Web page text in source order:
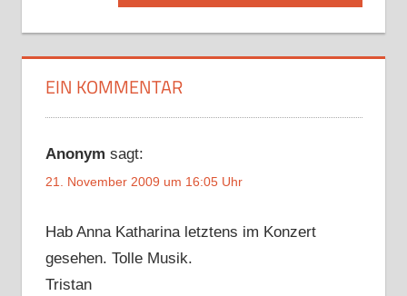
EIN KOMMENTAR
Anonym sagt:
21. November 2009 um 16:05 Uhr
Hab Anna Katharina letztens im Konzert
gesehen. Tolle Musik.
Tristan